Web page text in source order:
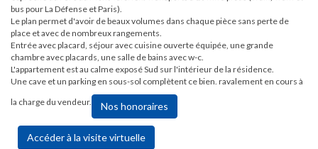
bus pour La Défense et Paris).
Le plan permet d'avoir de beaux volumes dans chaque pièce sans perte de
place et avec de nombreux rangements.
Entrée avec placard, séjour avec cuisine ouverte équipée, une grande
chambre avec placards, une salle de bains avec w-c.
L'appartement est au calme exposé Sud sur l'intérieur de la résidence.
Une cave et un parking en sous-sol complètent ce bien. ravalement en cours à
la charge du vendeur.
Nos honoraires
Accéder à la visite virtuelle